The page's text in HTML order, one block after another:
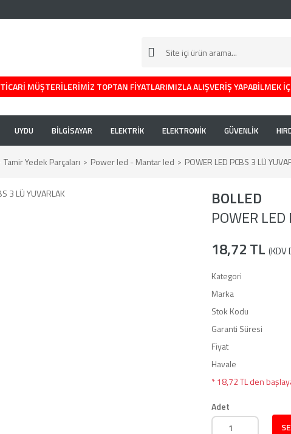
TİCARİ MÜŞTERİLERİMİZ TOPTAN FİYATLARIMIZLA ALIŞVERİŞ YAPABİLMEK
UYDU BİLGİSAYAR ELEKTRİK ELEKTRONİK GÜVENLİK
Tamir Yedek Parçaları Power led - Mantar led POWER LED PCBS 3 LÜ
BOLLED
POWER
18,72 TL (KDV
Kategori
Marka
Stok Kodu
Garanti Süresi
Fiyat
Havale
* 18,72 TL den
Adet